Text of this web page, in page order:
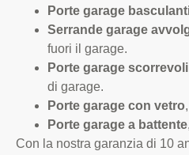
Porte garage
Serrande garage
fuori il garage.
Porte garage
di garage.
Porte garage con vetro
Porte garage a battente
Con la nostra garanzia di 10